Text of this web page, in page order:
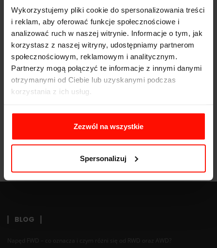
Wykorzystujemy pliki cookie do spersonalizowania treści
i reklam, aby oferować funkcje społecznościowe i
analizować ruch w naszej witrynie. Informacje o tym, jak
korzystasz z naszej witryny, udostępniamy partnerom
społecznościowym, reklamowym i analitycznym.
Partnerzy mogą połączyć te informacje z innymi danymi
otrzymanymi od Ciebie lub uzyskanymi podczas
korzystania z ich usług.
Zezwól na wszystkie
Spersonalizuj
Prędkość max:
298
Moc:
412KM
Waga:
1078kg
Napęd:
Pojemność:
4.0 l
Skrzynia biegów:
BLOG
Napęd FWD – co oznacza i czym różni się od RWD oraz AWD?